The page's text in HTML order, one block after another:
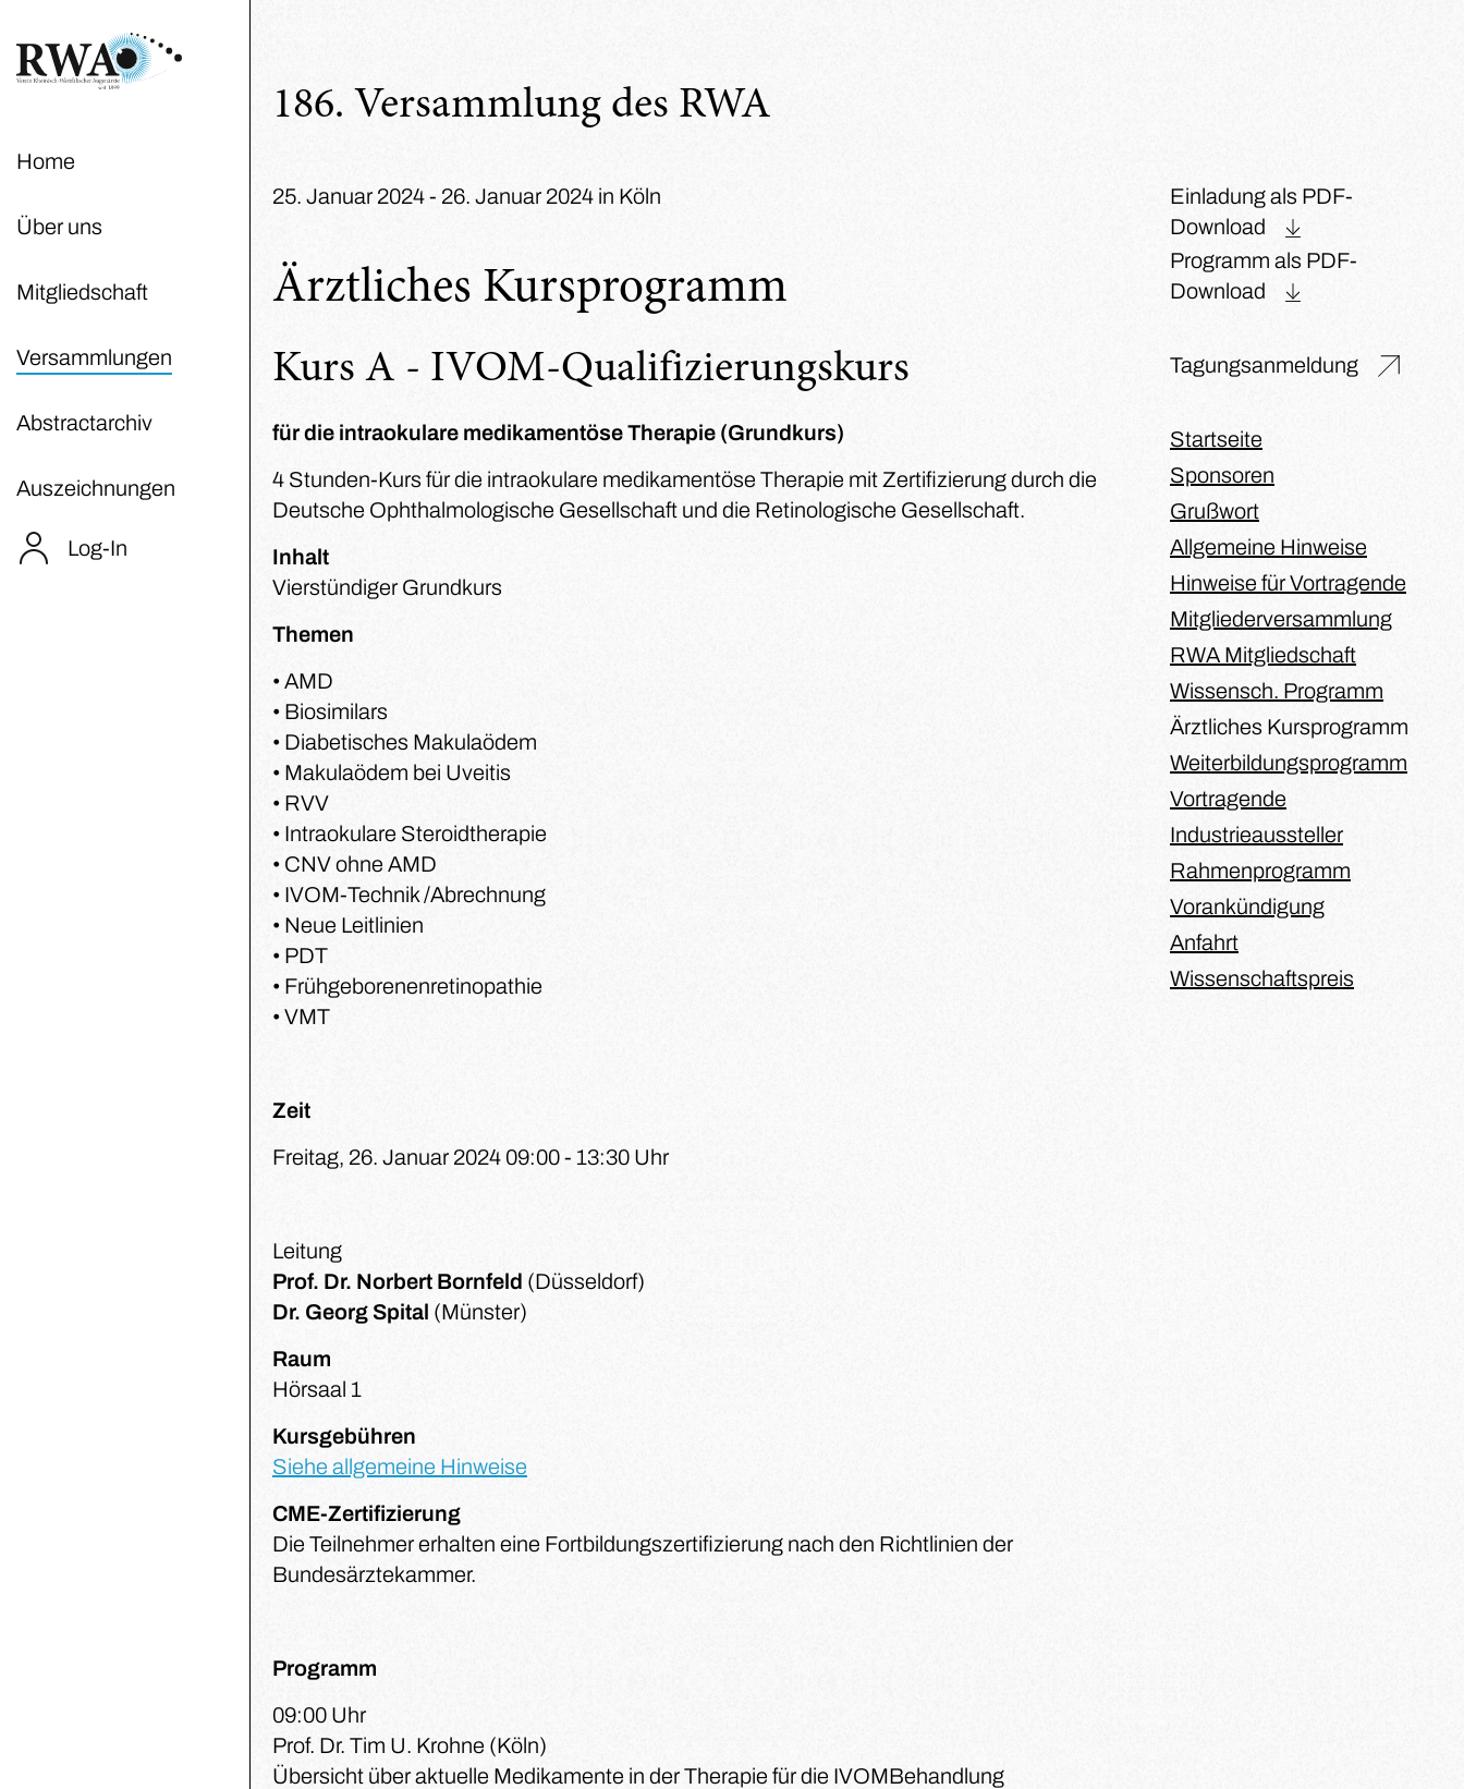
Home
Über uns
Mitgliedschaft
Versammlungen
Abstractarchiv
Auszeichnungen
Log-In
186. Versammlung des RWA
25. Januar 2024 - 26. Januar 2024 in Köln
Ärztliches Kursprogramm
Kurs A - IVOM-Qualifizierungskurs
für die intraokulare medikamentöse Therapie (Grundkurs)
4 Stunden-Kurs für die intraokulare medikamentöse Therapie mit Zertifizierung durch die
Deutsche Ophthalmologische Gesellschaft und die Retinologische Gesellschaft.
Inhalt
Vierstündiger Grundkurs
Themen
• AMD
• Biosimilars
• Diabetisches Makulaödem
• Makulaödem bei Uveitis
• RVV
• Intraokulare Steroidtherapie
• CNV ohne AMD
• IVOM-Technik /Abrechnung
• Neue Leitlinien
• PDT
• Frühgeborenenretinopathie
• VMT
Zeit
Freitag, 26. Januar 2024 09:00 - 13:30 Uhr
Leitung
Prof. Dr. Norbert Bornfeld (Düsseldorf)
Dr. Georg Spital (Münster)
Raum
Hörsaal 1
Kursgebühren
Siehe allgemeine Hinweise
CME-Zertifizierung
Die Teilnehmer erhalten eine Fortbildungszertifizierung nach den Richtlinien der
Bundesärztekammer.
Programm
09:00 Uhr
Prof. Dr. Tim U. Krohne (Köln)
Übersicht über aktuelle Medikamente in der Therapie für die IVOMBehandlung
Einladung als PDF-
Download
Programm als PDF-
Download
Tagungsanmeldung
Startseite
Sponsoren
Grußwort
Allgemeine Hinweise
Hinweise für Vortragende
Mitgliederversammlung
RWA Mitgliedschaft
Wissensch. Programm
Ärztliches Kursprogramm
Weiterbildungsprogramm
Vortragende
Industrieaussteller
Rahmenprogramm
Vorankündigung
Anfahrt
Wissenschaftspreis